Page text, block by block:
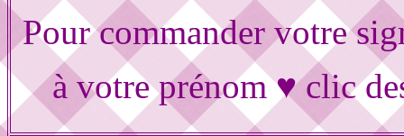
Pour commander votre
à votre prénom ♥ clic